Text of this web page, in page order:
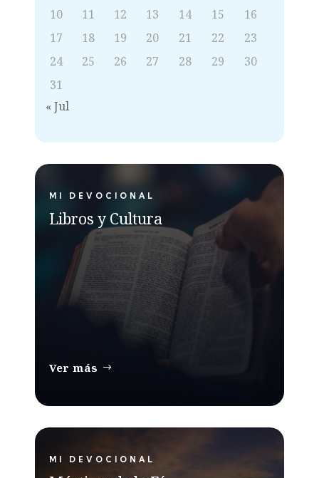
10
11 12 13 14 15
16
17
18 19 20 21 22
23
24
25 26 27 28 29
30
31
« Jul
MI DEVOCIONAL
Libros y Cultura
Ver más
MI DEVOCIONAL